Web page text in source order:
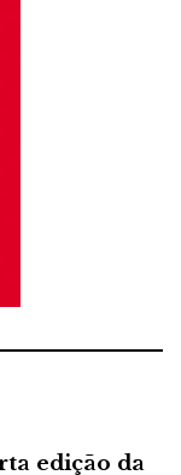
edição da